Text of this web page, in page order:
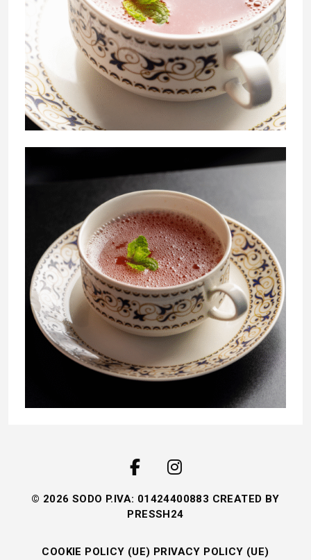
© 2026 SODO P.IVA: 01424400883 CREATED BY
PRESSH24
COOKIE POLICY (UE) PRIVACY POLICY (UE)